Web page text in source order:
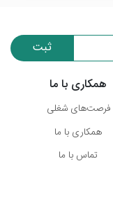
ثبت
همکاری با ما
فرصت‌های شغلی
همکاری با ما
تماس با ما